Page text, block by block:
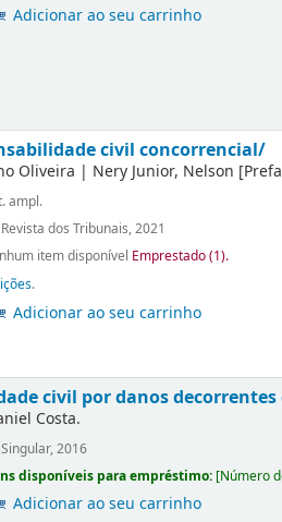
Adicionar ao seu carrinho
civil concorrencial/
Oliveira | Nery Junior, Nelson
ampl.
dos Tribunais, 2021
item disponível Emprestado (1).
.
Adicionar ao seu carrinho
civil por danos
Costa.
2016
disponíveis para empréstimo: [Número
Adicionar ao seu carrinho